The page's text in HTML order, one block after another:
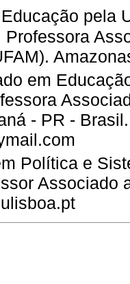
pela
Professora
em
- PR -
Política e
Associado